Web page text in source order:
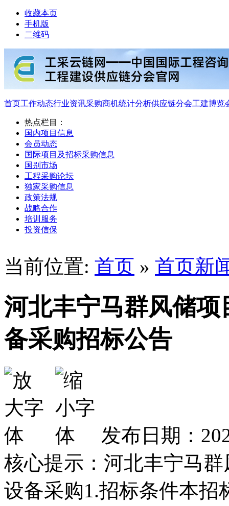
收藏本页
手机版
二维码
首页工作动态行业资讯采购商机统计分析供应链分会工建博览
热点栏目：
国内项目信息
会员动态
国际项目及招标采购信息
国别市场
工程采购论坛
独家采购信息
政策法规
战略合作
培训服务
投资信保
当前位置: 首页 » 首页新
河北丰宁马群风储
备采购招标公告
发布日期：
核心提示：河北丰宁马
设备采购1.招标条件本招